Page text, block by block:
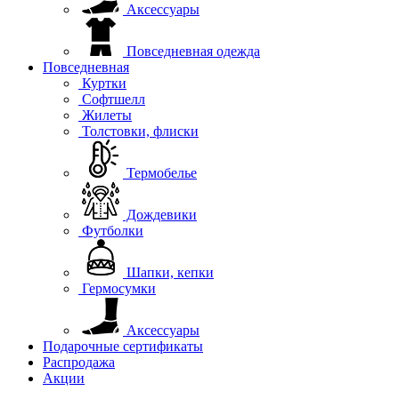
Аксессуары
Повседневная одежда
Повседневная
Куртки
Софтшелл
Жилеты
Толстовки, флиски
Термобелье
Дождевики
Футболки
Шапки, кепки
Гермосумки
Аксессуары
Подарочные сертификаты
Распродажа
Акции